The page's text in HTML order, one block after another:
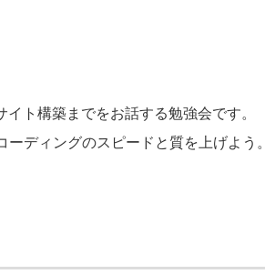
ト構築までをお話する勉強会です。
ディングのスピードと質を上げよう。